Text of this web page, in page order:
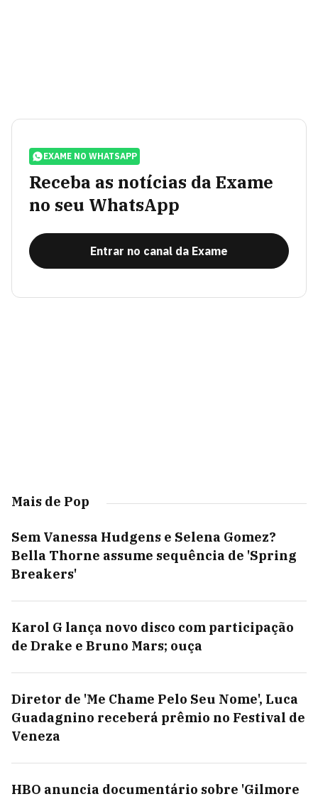
EXAME NO WHATSAPP
Receba as notícias da Exame
no seu WhatsApp
Entrar no canal da Exame
Mais de Pop
Sem Vanessa Hudgens e Selena Gomez?
Bella Thorne assume sequência de 'Spring
Breakers'
Karol G lança novo disco com participação
de Drake e Bruno Mars; ouça
Diretor de 'Me Chame Pelo Seu Nome', Luca
Guadagnino receberá prêmio no Festival de
Veneza
HBO anuncia documentário sobre 'Gilmore